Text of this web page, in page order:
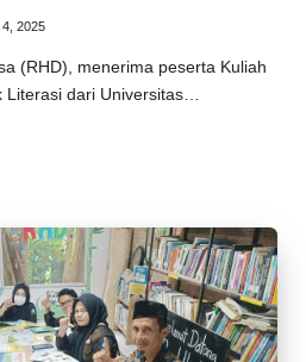
4, 2025
(RHD), menerima peserta Kuliah
Literasi dari Universitas…